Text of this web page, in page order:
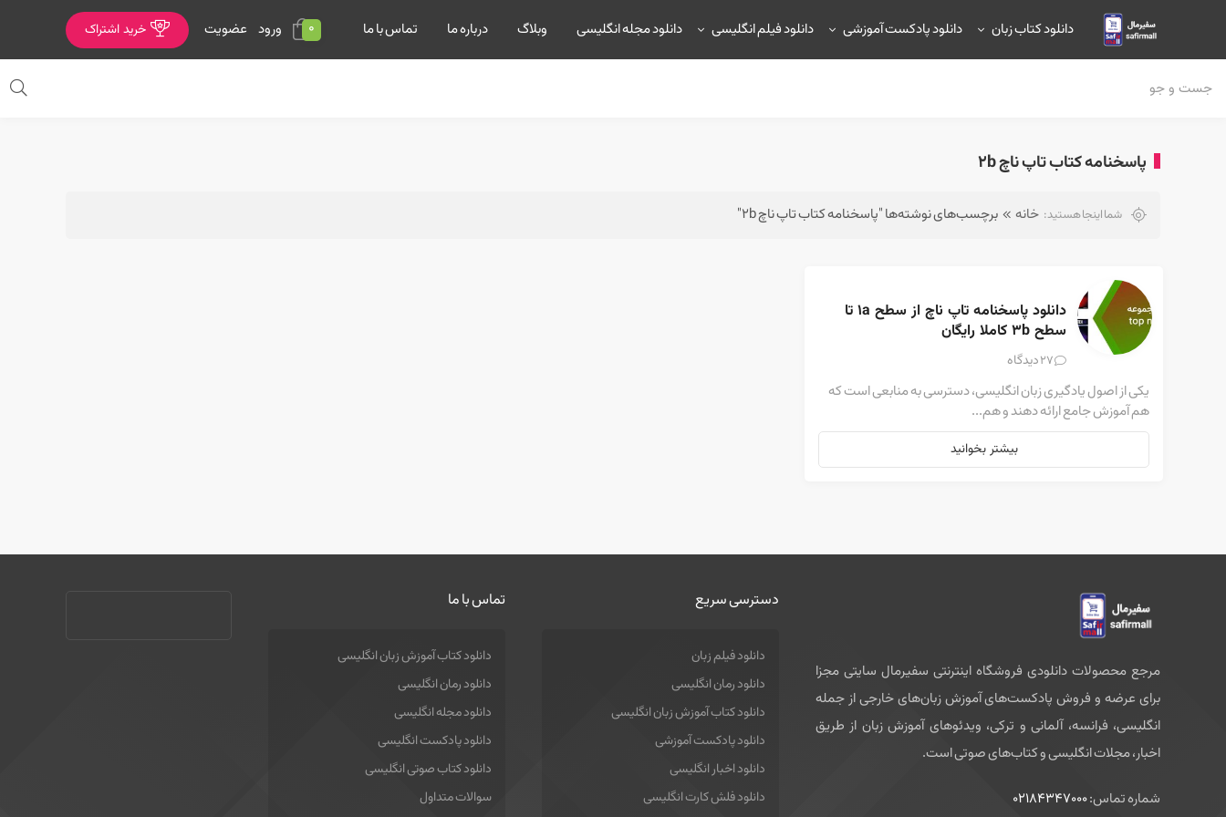
دانلود کتاب زبان دانلود پادکست آموزشی دانلود فیلم انگلیسی دانلود مجله انگلیسی وبلاگ درباره ما تماس با ما 0 ورود عضویت خرید اشتراک
پاسخنامه کتاب تاپ ناچ 2b
شما اینجا هستید: خانه برچسب‌های نوشته‌ها "پاسخنامه کتاب تاپ ناچ 2b"
سطح 3b کاملا رایگان
دیدگاه
یکی از اصول یادگیری زبان انگلیسی، دسترسی به منابعی است که
هم آموزش جامع ارائه دهند و هم...
بیشتر بخوانید
مرجع محصولات دانلودی فروشگاه اینترنتی سفیرمال سایتی مجزا
برای عرضه و فروش پادکست‌های آموزش زبان‌های خارجی از جمله
انگلیسی، فرانسه، آلمانی و ترکی، ویدئوهای آموزش زبان از طریق
اخبار، مجلات انگلیسی و کتاب‌های صوتی است.
شماره تماس:02184347000
دسترسی سریع
دانلود فیلم زبان
دانلود رمان انگلیسی
دانلود کتاب آموزش زبان انگلیسی
دانلود پادکست آموزشی
دانلود اخبار انگلیسی
دانلود فلش کارت انگلیسی
تماس با ما
دانلود کتاب آموزش زبان انگلیسی
دانلود رمان انگلیسی
دانلود مجله انگلیسی
دانلود پادکست انگلیسی
دانلود کتاب صوتی انگلیسی
سوالات متداول